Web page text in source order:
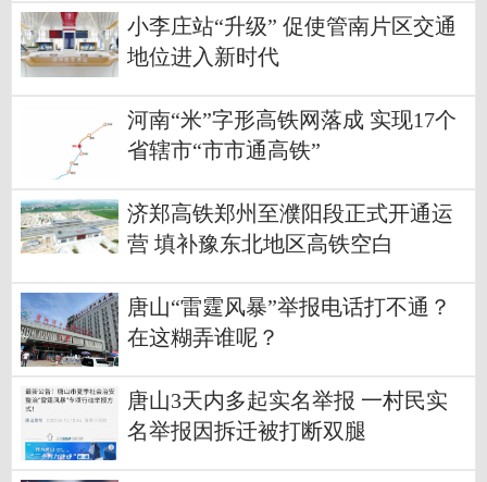
小李庄站“升级” 促使管南片区交通
地位进入新时代
河南“米”字形高铁网落成 实现17个
省辖市“市市通高铁”
济郑高铁郑州至濮阳段正式开通运
营 填补豫东北地区高铁空白
唐山“雷霆风暴”举报电话打不通？
在这糊弄谁呢？
唐山3天内多起实名举报 一村民实
名举报因拆迁被打断双腿